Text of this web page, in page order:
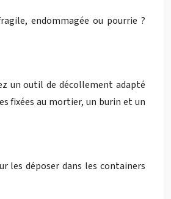
endommagée ou pourrie ?
un outil de décollement adapté
fixées au mortier, un burin et un
les déposer dans les containers